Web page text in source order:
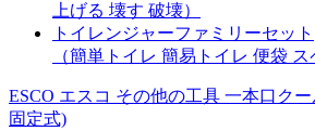
上げる 壊す 破壊）
トイレンジャーファミリーセッ
（簡単トイレ 簡易トイレ 便袋 ス
ESCO エスコ その他の工具 一本口ク
固定式)